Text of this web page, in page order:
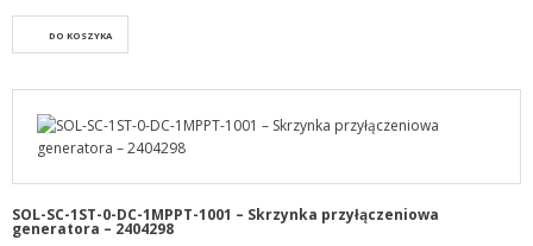
DO KOSZYKA
SOL-SC-1ST-0-DC-1MPPT-1001 – Skrzynka przyłączeniowa
generatora – 2404298